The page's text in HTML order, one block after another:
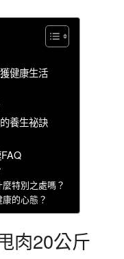
健康生活
養生祕訣
特別之處嗎？
的心態？
肉20公斤